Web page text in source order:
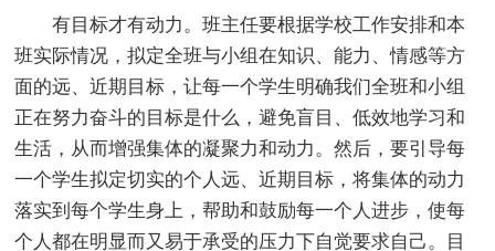
有目标才有动力。班主任要根据学校工作安排和本
班实际情况，拟定全班与小组在知识、能力、情感等方
面的远、近期目标，让每一个学生明确我们全班和小组
正在努力奋斗的目标是什么，避免盲目、低效地学习和
生活，从而增强集体的凝聚力和动力。然后，要引导每
一个学生拟定切实的个人远、近期目标，将集体的动力
落实到每个学生身上，帮助和鼓励每一个人进步，使每
个人都在明显而又易于承受的压力下自觉要求自己。目